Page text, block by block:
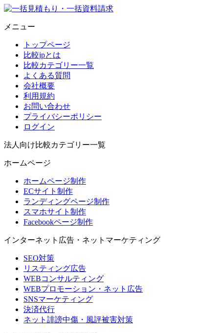
メニュー
トップページ
比較jpとは
比較カテゴリー一覧
よくある質問
会社概要
利用規約
お問い合わせ
プライバシーポリシー
ログイン
法人向け比較カテゴリー一覧
ホームページ
ホームページ制作
ECサイト制作
ランディングページ制作
スマホサイト制作
Facebookページ制作
インターネット広告・ネットマーケティング
SEO対策
リスティング広告
WEBコンサルティング
WEBプロモーション・ネット広告
SNSマーケティング
決済代行
ネット誹謗中傷・風評被害対策